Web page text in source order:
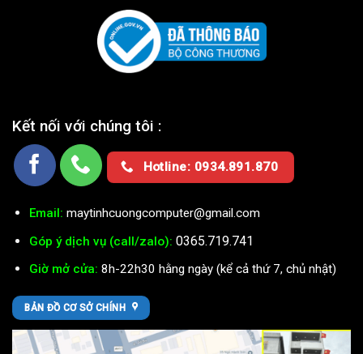
Kết nối với chúng tôi :
Hotline: 0934.891.870
Email: maytinhcuongcomputer@gmail.com
Góp ý dịch vụ (call/zalo): 0365.719.741
Giờ mở cửa: 8h-22h30 hằng ngày (kể cả thứ 7, chủ nhật)
BẢN ĐỒ CƠ SỞ CHÍNH